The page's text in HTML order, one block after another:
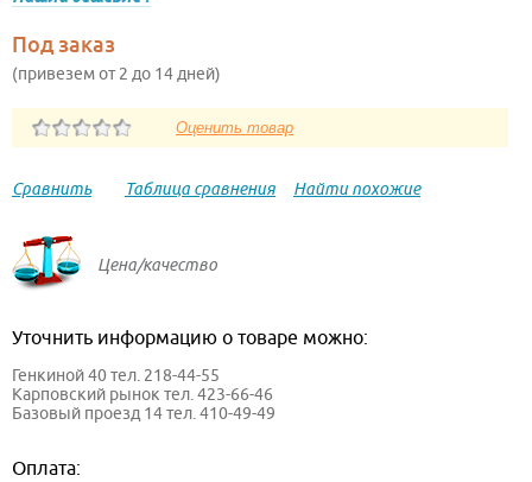
Под заказ
(привезем от 2 до 14 дней)
Сравнить Таблица сравнения Найти похожие
Цена/качество
Уточнить информацию о товаре можно:
Генкиной 40 тел. 218-44-55
Карповский рынок тел. 423-66-46
Базовый проезд 14 тел. 410-49-49
Оплата: